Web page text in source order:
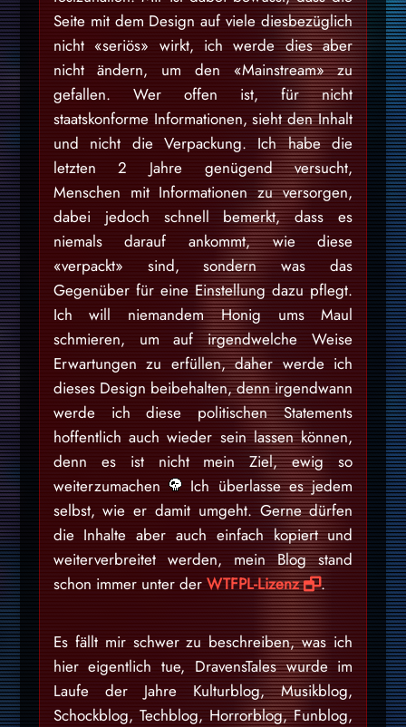
Seite mit dem Design auf viele diesbezüglich
nicht «seriös» wirkt, ich werde dies aber
nicht ändern, um den «Mainstream» zu
gefallen. Wer offen ist, für nicht
staatskonforme Informationen, sieht den Inhalt
und nicht die Verpackung. Ich habe die
letzten 2 Jahre genügend versucht,
Menschen mit Informationen zu versorgen,
dabei jedoch schnell bemerkt, dass es
niemals darauf ankommt, wie diese
«verpackt» sind, sondern was das
Gegenüber für eine Einstellung dazu pflegt.
Ich will niemandem Honig ums Maul
schmieren, um auf irgendwelche Weise
Erwartungen zu erfüllen, daher werde ich
dieses Design beibehalten, denn irgendwann
werde ich diese politischen Statements
hoffentlich auch wieder sein lassen können,
denn es ist nicht mein Ziel, ewig so
weiterzumachen
Ich überlasse es jedem
selbst, wie er damit umgeht. Gerne dürfen
die Inhalte aber auch einfach kopiert und
weiterverbreitet werden, mein Blog stand
schon immer unter der WTFPL-Lizenz .
Es fällt mir schwer zu beschreiben, was ich
hier eigentlich tue, DravensTales wurde im
Laufe der Jahre Kulturblog, Musikblog,
Schockblog, Techblog, Horrorblog, Funblog,